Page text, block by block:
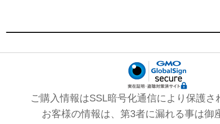
ご購入情報はSSL暗号化通信により保護さ
お客様の情報は、第3者に漏れる事は御